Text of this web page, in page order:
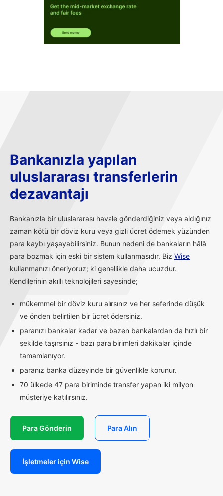
Bankanızla yapılan
uluslararası transferlerin
dezavantajı
Bankanızla bir uluslararası havale gönderdiğiniz veya aldığınız
zaman kötü bir döviz kuru veya gizli ücret ödemek yüzünden
para kaybı yaşayabilirsiniz. Bunun nedeni de bankaların hâlâ
para bozmak için eski bir sistem kullanmasıdır. Biz Wise
kullanmanızı öneriyoruz; ki genellikle daha ucuzdur.
Kendilerinin akıllı teknolojileri sayesinde;
mükemmel bir döviz kuru alırsınız ve her seferinde düşük
ve önden belirtilen bir ücret ödersiniz.
paranızı bankalar kadar ve bazen bankalardan da hızlı bir
şekilde taşırsınız - bazı para birimleri dakikalar içinde
tamamlanıyor.
paranız banka düzeyinde bir güvenlikle korunur.
70 ülkede 47 para biriminde transfer yapan iki milyon
müşteriye katılırsınız.
Para Gönderin Para Alın
İşletmeler için Wise